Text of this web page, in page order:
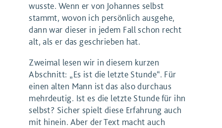
wusste. Wenn er von Johannes selbst
stammt, wovon ich persönlich ausgehe,
dann war dieser in jedem Fall schon recht
alt, als er das geschrieben hat.
Zweimal lesen wir in diesem kurzen
Abschnitt: „Es ist die letzte Stunde“. Für
einen alten Mann ist das also durchaus
mehrdeutig. Ist es die letzte Stunde für ihn
selbst? Sicher spielt diese Erfahrung auch
mit hinein. Aber der Text macht auch